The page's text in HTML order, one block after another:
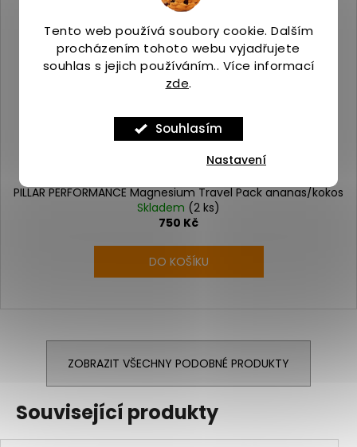
Tento web používá soubory cookie. Dalším
procházením tohoto webu vyjadřujete
souhlas s jejich používáním.. Více informací
zde.
Souhlasím
Nastavení
PILLAR PERFORMANCE Magnesium Travel Pack ananas/kokos
Skladem (2 ks)
750 Kč
DO KOŠÍKU
ZOBRAZIT VŠECHNY PODOBNÉ PRODUKTY
Související produkty